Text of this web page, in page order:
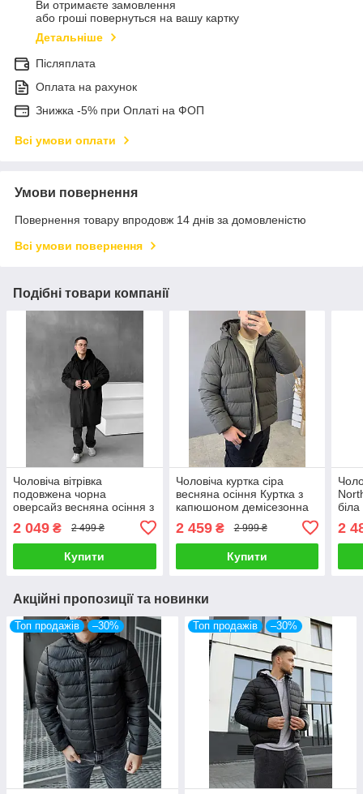
Ви отримаєте замовлення
або гроші повернуться на вашу картку
Детальніше
Післяплата
Оплата на рахунок
Знижка -5% при Оплаті на ФОП
Всі умови оплати
Умови повернення
Повернення товару впродовж 14 днів за домовленістю
Всі умови повернення
Подібні товари компанії
Чоловіча вітрівка
подовжена чорна
оверсайз весняна осіння з
дощовик
2 049 ₴ 2 499 ₴
Купити
Чоловіча куртка сіра
весняна осіння Куртка з
капюшоном демісезонна
2 459₴ 2 999 ₴
Купити
2
Акційні пропозиції та новинки
Топ продажів –30% Топ продажів –30%